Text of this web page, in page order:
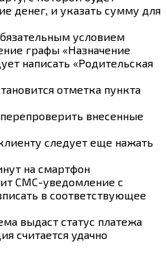
денег, и указать сумму для
условием
графы «Назначение
написать «Родительская
отметка пункта
внесенные
следует еще нажать
на смартфон
СМС-уведомление с
в соответствующее
выдаст статус платежа
считается удачно